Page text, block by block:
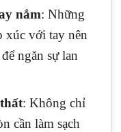
nắm: Những
xúc với tay nên
ngăn sự lan
: Không chỉ
cần làm sạch